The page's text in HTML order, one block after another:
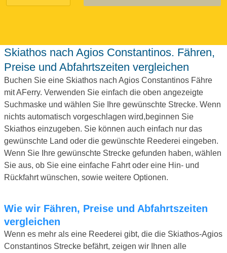
Skiathos nach Agios Constantinos. Fähren,
Preise und Abfahrtszeiten vergleichen
Buchen Sie eine Skiathos nach Agios Constantinos Fähre
mit AFerry. Verwenden Sie einfach die oben angezeigte
Suchmaske und wählen Sie Ihre gewünschte Strecke. Wenn
nichts automatisch vorgeschlagen wird,beginnen Sie
Skiathos einzugeben. Sie können auch einfach nur das
gewünschte Land oder die gewünschte Reederei eingeben.
Wenn Sie Ihre gewünschte Strecke gefunden haben, wählen
Sie aus, ob Sie eine einfache Fahrt oder eine Hin- und
Rückfahrt wünschen, sowie weitere Optionen.
Wie wir Fähren, Preise und Abfahrtszeiten
vergleichen
Wenn es mehr als eine Reederei gibt, die die Skiathos-Agios
Constantinos Strecke befährt, zeigen wir Ihnen alle